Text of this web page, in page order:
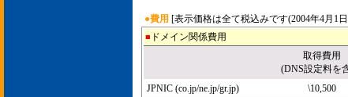
●費用 [表示価格は全て税込みです(2004年4月1
■ ドメイン関係費用
取得費用
(DNS設定料を
JPNIC (co.jp/ne.jp/gr.jp) \10,500